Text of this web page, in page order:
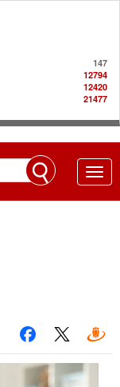
147
12794
12420
21477
Toggle